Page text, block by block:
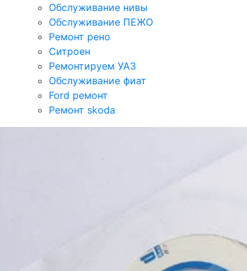
Обслуживание нивы
Обслуживание ПЕЖО
Ремонт рено
Ситроен
Ремонтируем УАЗ
Обслуживание фиат
Ford ремонт
Ремонт skoda